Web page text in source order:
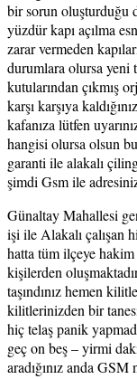
bir sorun oluşturduğu
yüzdür kapı açılma
zarar vermeden
durumlara olursa yeni
kutularından çıkmış
karşı karşıya
kafanıza lütfen
hangisi olursa olsun
garanti ile alakalı
şimdi Gsm ile
Günaltay Mahallesi
işi ile Alakalı çalışan
hatta tüm ilçeye
kişilerden
taşındınız hemen
kilitlerinizden bir
hiç telaş panik
geç on beş – yirmi
aradığınız anda GSM